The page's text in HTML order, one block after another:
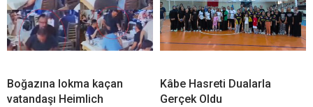
Boğazına lokma kaçan
vatandaşı Heimlich
Kâbe Hasreti Dualarla
Gerçek Oldu